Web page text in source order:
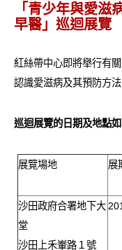
文件櫃
統計數字
愛滋病病毒感染與醫護人
愛滋病呈報表格
其他
「青少年與愛滋
早醫」巡迴展覽
紅絲帶中心即將舉行有
認識愛滋病及其預防方
巡迴展覽的日期及地點如
展覽場地 展
沙田政府合署地下大
堂
沙田上禾輋路１號